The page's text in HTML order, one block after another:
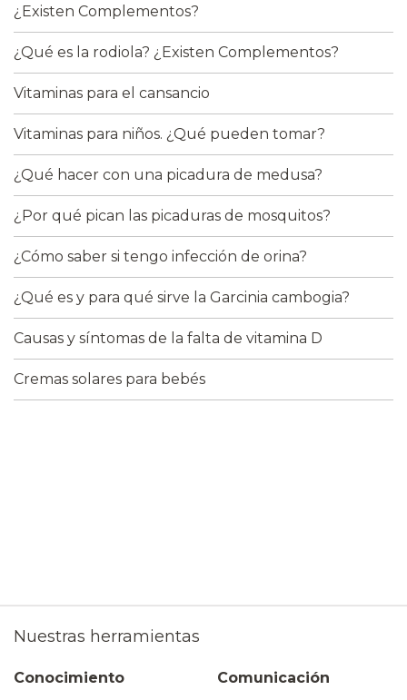
¿Existen Complementos?
¿Qué es la rodiola? ¿Existen Complementos?
Vitaminas para el cansancio
Vitaminas para niños. ¿Qué pueden tomar?
¿Qué hacer con una picadura de medusa?
¿Por qué pican las picaduras de mosquitos?
¿Cómo saber si tengo infección de orina?
¿Qué es y para qué sirve la Garcinia cambogia?
Causas y síntomas de la falta de vitamina D
Cremas solares para bebés
Nuestras herramientas
Conocimiento Comunicación